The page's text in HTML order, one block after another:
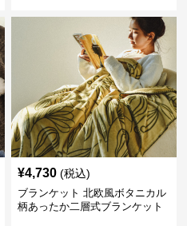
¥4,730 (税込)
ブランケット 北欧風ボタニカル
柄あったか二層式ブランケット